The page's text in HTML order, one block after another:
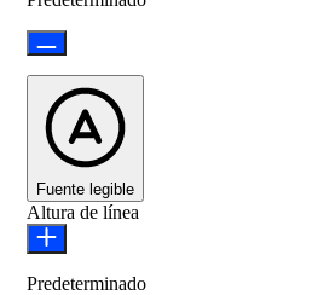
Fuente legible
Altura de línea
Predeterminado